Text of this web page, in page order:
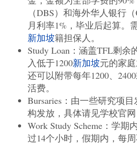
（DBS）和海外华人银行
月利率1%，毕业后起算。
新加坡籍担保人。
Study Loan：涵盖TFL剩余
入低于1200新加坡元的家
还可以附带每年1200、
活费。
Bursaries：由一些研究项
构发放，具体请见学校官网
Work Study Scheme：学期
过14个小时，假期内，每周